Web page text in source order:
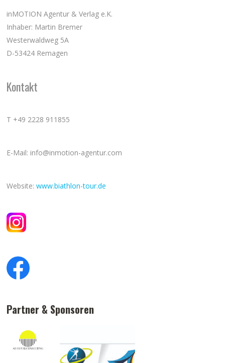
inMOTION Agentur & Verlag e.K.
Inhaber: Martin Bremer
Westerwaldweg 5A
D-53424 Remagen
Kontakt
T +49 2228 911855
E-Mail: info@inmotion-agentur.com
Website:www.biathlon-tour.de
Partner & Sponsoren